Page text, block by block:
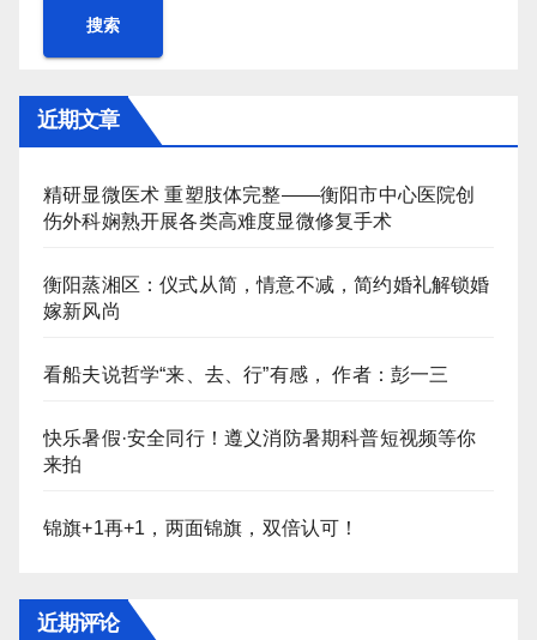
搜索
近期文章
精研显微医术 重塑肢体完整——衡阳市中心医院创
伤外科娴熟开展各类高难度显微修复手术
衡阳蒸湘区：仪式从简，情意不减，简约婚礼解锁婚
嫁新风尚
看船夫说哲学“来、去、行”有感， 作者：彭一三
快乐暑假·安全同行！遵义消防暑期科普短视频等你
来拍
锦旗+1再+1，两面锦旗，双倍认可！
近期评论